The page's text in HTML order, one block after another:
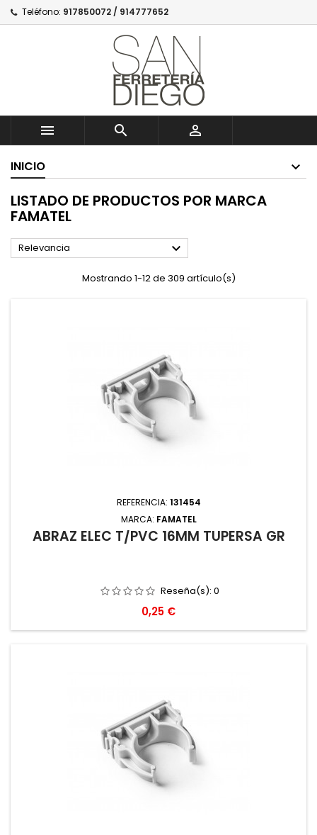
Teléfono: 917850072 / 914777652
  
INICIO
LISTADO DE PRODUCTOS POR MARCA
FAMATEL
Relevancia 
Mostrando 1-12 de 309 artículo(s)
REFERENCIA: 131454
MARCA: FAMATEL
ABRAZ ELEC T/PVC 16MM TUPERSA GR
Reseña(s): 0
Precio
0,25 €